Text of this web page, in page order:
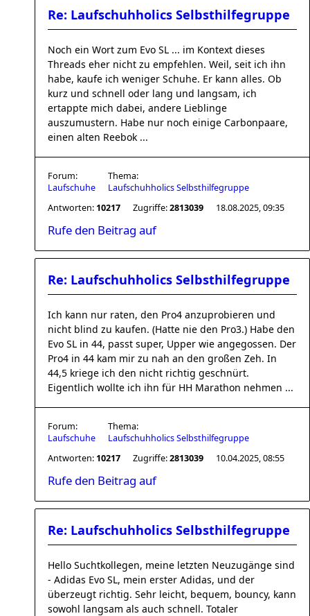
Re: Laufschuhholics Selbsthilfegruppe
Noch ein Wort zum Evo SL ... im Kontext dieses
Threads eher nicht zu empfehlen. Weil, seit ich ihn
habe, kaufe ich weniger Schuhe. Er kann alles. Ob
kurz und schnell oder lang und langsam, ich
ertappte mich dabei, andere Lieblinge
auszumustern. Habe nur noch einige Carbonpaare,
einen alten Reebok ...
Forum:
Laufschuhe
Thema:
Laufschuhholics Selbsthilfegruppe
Antworten: 10217 Zugriffe:2813039 18.08.2025, 09:35
Rufe den Beitrag auf
Re: Laufschuhholics Selbsthilfegruppe
Ich kann nur raten, den Pro4 anzuprobieren und
nicht blind zu kaufen. (Hatte nie den Pro3.) Habe den
Evo SL in 44, passt super, Upper wie angegossen. Der
Pro4 in 44 kam mir zu nah an den großen Zeh. In
44,5 kriege ich den nicht richtig geschnürt.
Eigentlich wollte ich ihn für HH Marathon nehmen ...
Forum:
Laufschuhe
Thema:
Laufschuhholics Selbsthilfegruppe
Antworten: 10217 Zugriffe:2813039 10.04.2025, 08:55
Rufe den Beitrag auf
Re: Laufschuhholics Selbsthilfegruppe
Hello Suchtkollegen, meine letzten Neuzugänge sind
- Adidas Evo SL, mein erster Adidas, und der
überzeugt richtig. Sehr leicht, bequem, bouncy, kann
sowohl langsam als auch schnell. Totaler